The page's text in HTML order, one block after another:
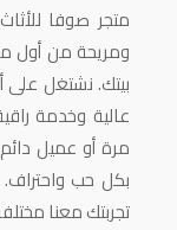
متجر صوفا
ومريحة من أول
بيتك. نشتغل على
عالية وخدمة
مرة أو عميل
بكل حب
تجربتك معنا